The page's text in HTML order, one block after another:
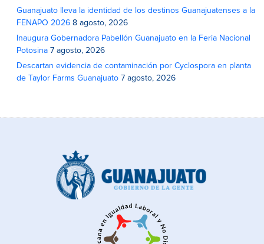
Guanajuato lleva la identidad de los destinos Guanajuatenses a la
FENAPO 2026 8 agosto, 2026
Inaugura Gobernadora Pabellón Guanajuato en la Feria Nacional
Potosina 7 agosto, 2026
Descartan evidencia de contaminación por Cyclospora en planta
de Taylor Farms Guanajuato 7 agosto, 2026